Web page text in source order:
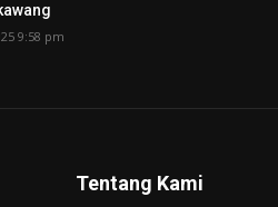
9:58 pm
Tentang Kami